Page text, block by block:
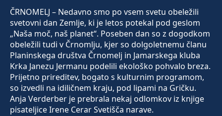
ČRNOMELJ – Nedavno smo po vsem svetu obeležili
svetovni dan Zemlje, ki je letos potekal pod geslom
„Naša moč, naš planet“. Poseben dan so z dogodkom
obeležili tudi v Črnomlju, kjer so dolgoletnemu članu
Planinskega društva Črnomelj in Jamarskega kluba
Krka Janezu Jermanu podelili ekološko pohvalo breza.
Prijetno prireditev, bogato s kulturnim programom,
so izvedli na idiličnem kraju, pod lipami na Gričku.
Anja Verderber je prebrala nekaj odlomkov iz knjige
pisateljice Irene Cerar Svetišča narave.